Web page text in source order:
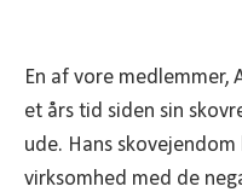
En af vore medlemmer,
et års tid siden sin
ude. Hans
virksomhed med de